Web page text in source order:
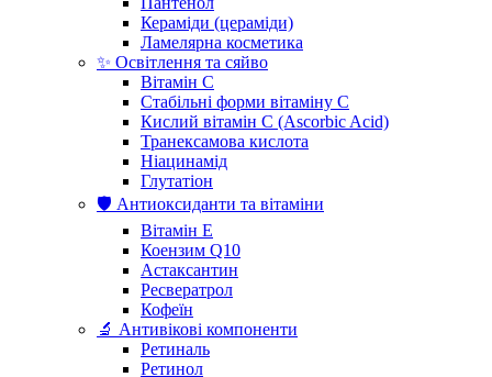
Кераміди (цераміди)
Ламелярна косметика
✨ Освітлення та сяйво
Вітамін С
Стабільні форми вітаміну С
Кислий вітамін С (Ascorbic Acid)
Транексамова кислота
Ніацинамід
Глутатіон
🛡️ Антиоксиданти та вітаміни
Вітамін Е
Коензим Q10
Астаксантин
Ресвератрол
Кофеїн
🔬 Антивікові компоненти
Ретиналь
Ретинол